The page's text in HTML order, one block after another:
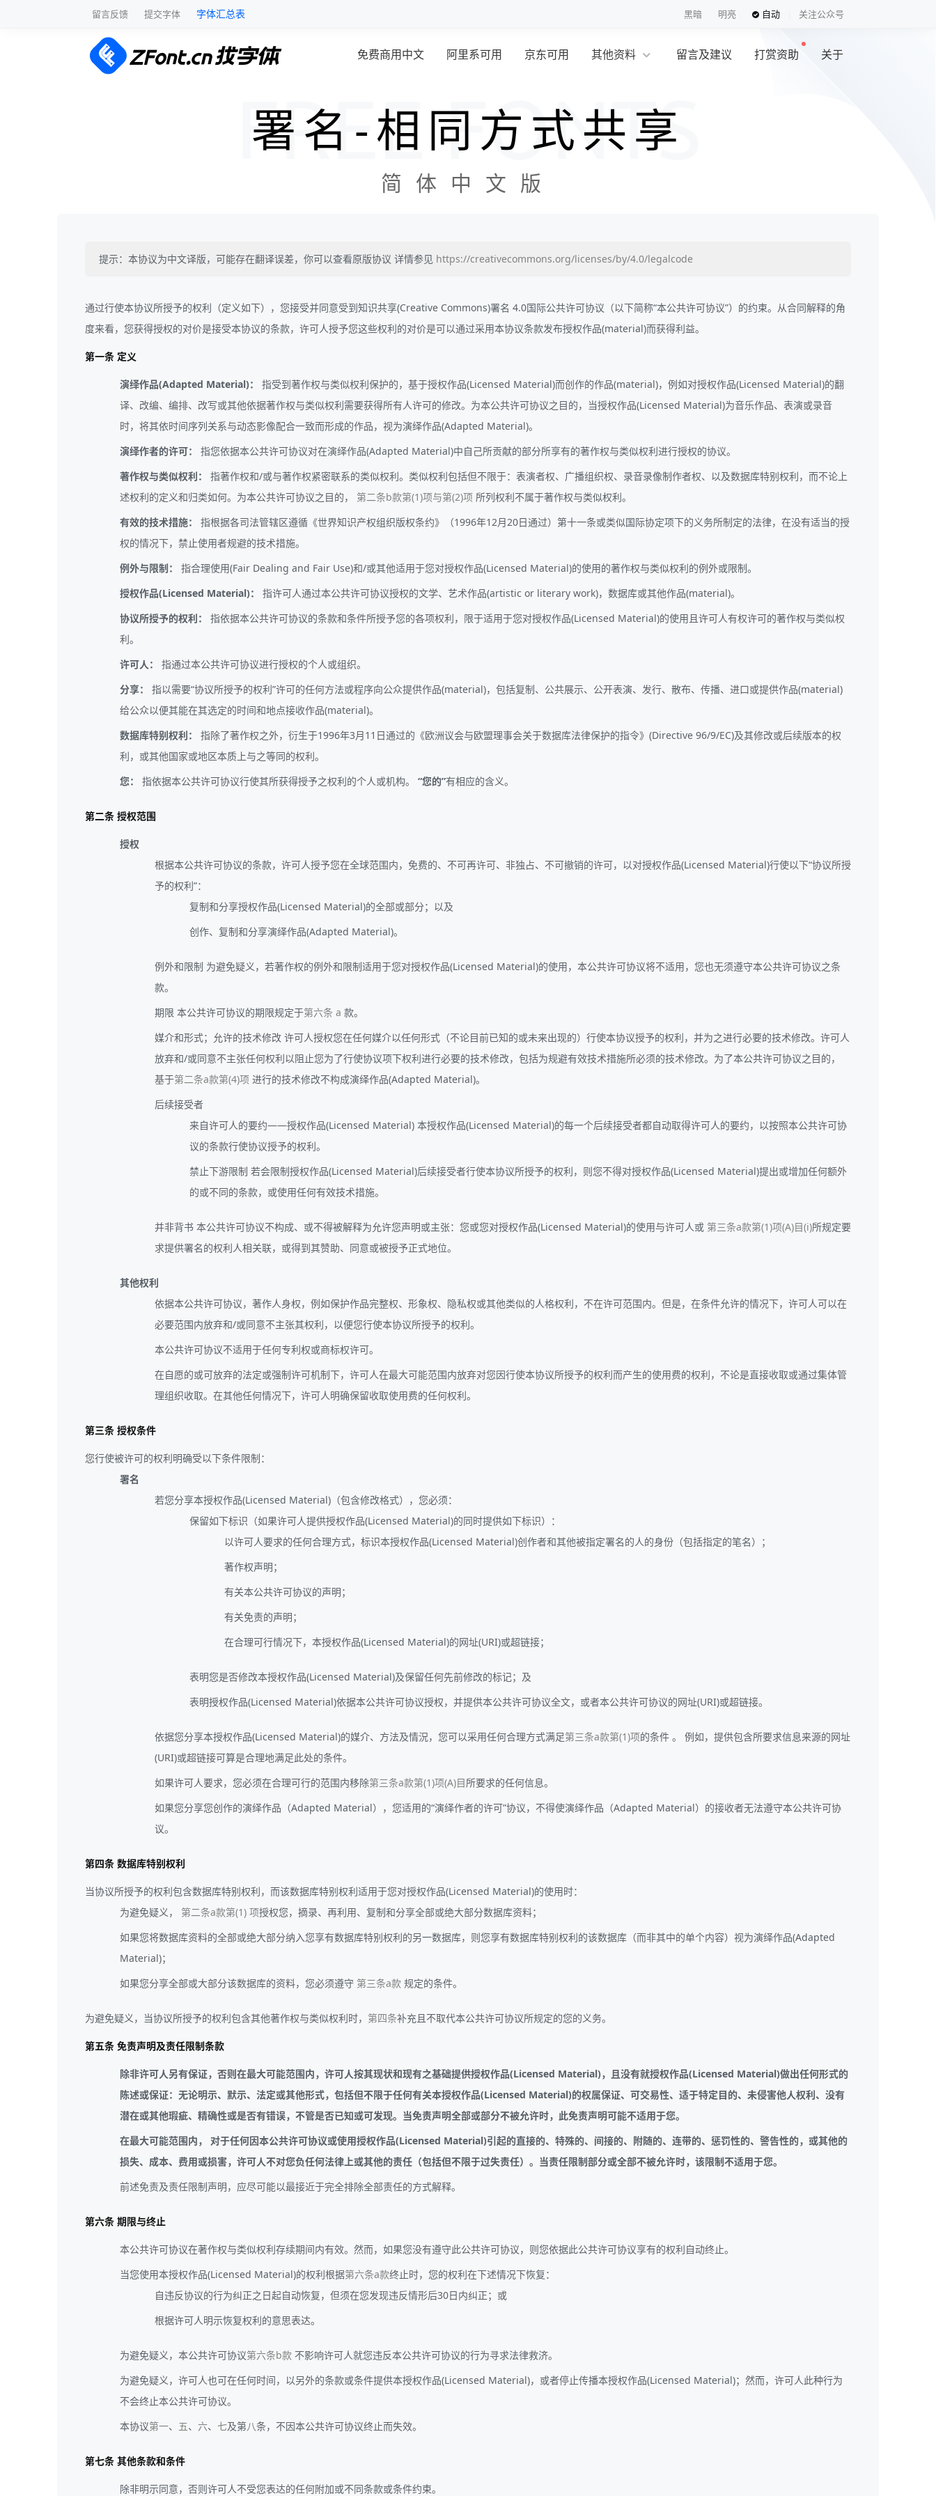
留言反馈 提交字体 字体汇总表 黑暗 明亮 自动 关注公众号
免费商用中文 阿里系可用 京东可用 其他资料 留言及建议 打赏资助 关于
署名-相同方式共享
简体中文版
提示：本协议为中文译版，可能存在翻译误差，你可以查看原版协议 详情参见 https://creativecommons.org/licenses/by/4.0/legalcode
通过行使本协议所授予的权利（定义如下），您接受并同意受到知识共享(Creative Commons)署名 4.0国际公共许可协议（以下简称“本公共许可协议”）的约束。从合同解释的角
度来看，您获得授权的对价是接受本协议的条款，许可人授予您这些权利的对价是可以通过采用本协议条款发布授权作品(material)而获得利益。
第一条 定义
演绎作品(Adapted Material)：
指受到著作权与类似权利保护的，基于授权作品(Licensed Material)而创作的作品(material)，例如对授权作品(Licensed Material)的翻
译、改编、编排、改写或其他依据著作权与类似权利需要获得所有人许可的修改。为本公共许可协议之目的，当授权作品(Licensed Material)为音乐作品、表演或录音
时，将其依时间序列关系与动态影像配合一致而形成的作品，视为演绎作品(Adapted Material)。
演绎作者的许可：
指您依据本公共许可协议对在演绎作品(Adapted Material)中自己所贡献的部分所享有的著作权与类似权利进行授权的协议。
著作权与类似权利：
指著作权和/或与著作权紧密联系的类似权利。类似权利包括但不限于：表演者权、广播组织权、录音录像制作者权、以及数据库特别权利，而不论上
述权利的定义和归类如何。为本公共许可协议之目的， 第二条b款第(1)项与第(2)项 所列权利不属于著作权与类似权利。
有效的技术措施：
指根据各司法管辖区遵循《世界知识产权组织版权条约》（1996年12月20日通过）第十一条或类似国际协定项下的义务所制定的法律，在没有适当的授
权的情况下，禁止使用者规避的技术措施。
例外与限制：
指合理使用(Fair Dealing and Fair Use)和/或其他适用于您对授权作品(Licensed Material)的使用的著作权与类似权利的例外或限制。
授权作品(Licensed Material)：
指许可人通过本公共许可协议授权的文学、艺术作品(artistic or literary work)，数据库或其他作品(material)。
协议所授予的权利：
指依据本公共许可协议的条款和条件所授予您的各项权利，限于适用于您对授权作品(Licensed Material)的使用且许可人有权许可的著作权与类似权
利。
许可人：
指通过本公共许可协议进行授权的个人或组织。
分享：
指以需要“协议所授予的权利”许可的任何方法或程序向公众提供作品(material)，包括复制、公共展示、公开表演、发行、散布、传播、进口或提供作品(material)
给公众以便其能在其选定的时间和地点接收作品(material)。
数据库特别权利：
指除了著作权之外，衍生于1996年3月11日通过的《欧洲议会与欧盟理事会关于数据库法律保护的指令》(Directive 96/9/EC)及其修改或后续版本的权
利，或其他国家或地区本质上与之等同的权利。
您：
指依据本公共许可协议行使其所获得授予之权利的个人或机构。 “您的”有相应的含义。
第二条 授权范围
授权
根据本公共许可协议的条款，许可人授予您在全球范围内，免费的、不可再许可、非独占、不可撤销的许可，以对授权作品(Licensed Material)行使以下“协议所授
予的权利”：
复制和分享授权作品(Licensed Material)的全部或部分；以及
创作、复制和分享演绎作品(Adapted Material)。
例外和限制 为避免疑义，若著作权的例外和限制适用于您对授权作品(Licensed Material)的使用，本公共许可协议将不适用，您也无须遵守本公共许可协议之条
款。
期限 本公共许可协议的期限规定于第六条 a 款。
媒介和形式；允许的技术修改 许可人授权您在任何媒介以任何形式（不论目前已知的或未来出现的）行使本协议授予的权利，并为之进行必要的技术修改。许可人
放弃和/或同意不主张任何权利以阻止您为了行使协议项下权利进行必要的技术修改，包括为规避有效技术措施所必须的技术修改。为了本公共许可协议之目的，
基于第二条a款第(4)项 进行的技术修改不构成演绎作品(Adapted Material)。
后续接受者
来自许可人的要约——授权作品(Licensed Material) 本授权作品(Licensed Material)的每一个后续接受者都自动取得许可人的要约，以按照本公共许可协
议的条款行使协议授予的权利。
禁止下游限制 若会限制授权作品(Licensed Material)后续接受者行使本协议所授予的权利，则您不得对授权作品(Licensed Material)提出或增加任何额外
的或不同的条款，或使用任何有效技术措施。
并非背书 本公共许可协议不构成、或不得被解释为允许您声明或主张：您或您对授权作品(Licensed Material)的使用与许可人或 第三条a款第(1)项(A)目(i)所规定要
求提供署名的权利人相关联，或得到其赞助、同意或被授予正式地位。
其他权利
依据本公共许可协议，著作人身权，例如保护作品完整权、形象权、隐私权或其他类似的人格权利，不在许可范围内。但是，在条件允许的情况下，许可人可以在
必要范围内放弃和/或同意不主张其权利，以便您行使本协议所授予的权利。
本公共许可协议不适用于任何专利权或商标权许可。
在自愿的或可放弃的法定或强制许可机制下，许可人在最大可能范围内放弃对您因行使本协议所授予的权利而产生的使用费的权利，不论是直接收取或通过集体管
理组织收取。在其他任何情况下，许可人明确保留收取使用费的任何权利。
第三条 授权条件
您行使被许可的权利明确受以下条件限制：
署名
若您分享本授权作品(Licensed Material)（包含修改格式），您必须：
保留如下标识（如果许可人提供授权作品(Licensed Material)的同时提供如下标识）：
以许可人要求的任何合理方式，标识本授权作品(Licensed Material)创作者和其他被指定署名的人的身份（包括指定的笔名）；
著作权声明；
有关本公共许可协议的声明；
有关免责的声明；
在合理可行情况下，本授权作品(Licensed Material)的网址(URI)或超链接；
表明您是否修改本授权作品(Licensed Material)及保留任何先前修改的标记；及
表明授权作品(Licensed Material)依据本公共许可协议授权，并提供本公共许可协议全文，或者本公共许可协议的网址(URI)或超链接。
依据您分享本授权作品(Licensed Material)的媒介、方法及情況，您可以采用任何合理方式满足第三条a款第(1)项的条件 。 例如，提供包含所要求信息来源的网址
(URI)或超链接可算是合理地满足此处的条件。
如果许可人要求，您必须在合理可行的范围内移除第三条a款第(1)项(A)目所要求的任何信息。
如果您分享您创作的演绎作品（Adapted Material），您适用的“演绎作者的许可”协议，不得使演绎作品（Adapted Material）的接收者无法遵守本公共许可协
议。
第四条 数据库特别权利
当协议所授予的权利包含数据库特别权利，而该数据库特别权利适用于您对授权作品(Licensed Material)的使用时：
为避免疑义， 第二条a款第(1) 项授权您，摘录、再利用、复制和分享全部或绝大部分数据库资料；
如果您将数据库资料的全部或绝大部分纳入您享有数据库特别权利的另一数据库，则您享有数据库特别权利的该数据库（而非其中的单个内容）视为演绎作品(Adapted
Material)；
如果您分享全部或大部分该数据库的资料，您必须遵守 第三条a款 规定的条件。
为避免疑义，当协议所授予的权利包含其他著作权与类似权利时， 第四条补充且不取代本公共许可协议所规定的您的义务。
第五条 免责声明及责任限制条款
除非许可人另有保证，否则在最大可能范围内，许可人按其现状和现有之基础提供授权作品(Licensed Material)，且没有就授权作品(Licensed Material)做出任何形式的
陈述或保证：无论明示、默示、法定或其他形式，包括但不限于任何有关本授权作品(Licensed Material)的权属保证、可交易性、适于特定目的、未侵害他人权利、没有
潜在或其他瑕疵、精确性或是否有错误，不管是否已知或可发现。当免责声明全部或部分不被允许时，此免责声明可能不适用于您。
在最大可能范围内， 对于任何因本公共许可协议或使用授权作品(Licensed Material)引起的直接的、特殊的、间接的、附随的、连带的、惩罚性的、警告性的，或其他的
损失、成本、费用或损害，许可人不对您负任何法律上或其他的责任（包括但不限于过失责任）。当责任限制部分或全部不被允许时，该限制不适用于您。
前述免责及责任限制声明，应尽可能以最接近于完全排除全部责任的方式解释。
第六条 期限与终止
本公共许可协议在著作权与类似权利存续期间内有效。然而，如果您没有遵守此公共许可协议，则您依据此公共许可协议享有的权利自动终止。
当您使用本授权作品(Licensed Material)的权利根据第六条a款终止时，您的权利在下述情况下恢复：
自违反协议的行为纠正之日起自动恢复，但须在您发现违反情形后30日内纠正；或
根据许可人明示恢复权利的意思表达。
为避免疑义，本公共许可协议第六条b款 不影响许可人就您违反本公共许可协议的行为寻求法律救济。
为避免疑义，许可人也可在任何时间，以另外的条款或条件提供本授权作品(Licensed Material)，或者停止传播本授权作品(Licensed Material)；然而，许可人此种行为
不会终止本公共许可协议。
本协议第一、 五、 六、 七及第八条，不因本公共许可协议终止而失效。
第七条 其他条款和条件
除非明示同意，否则许可人不受您表达的任何附加或不同条款或条件约束。